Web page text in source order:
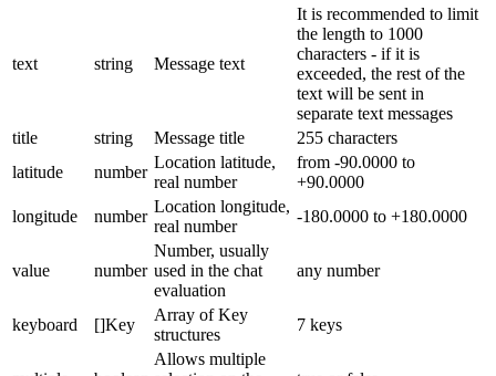
text string Message text
It is recommended to limit
the length to 1000
characters - if it is
exceeded, the rest of the
text will be sent in
separate text messages
title
string Message title
255 characters
latitude
number
Location latitude,
real number
from -90.0000 to
+90.0000
longitude
number
Location longitude,
real number
-180.0000 to +180.0000
value number
Number, usually
used in the chat
evaluation
any number
keyboard []Key
Array of Key
structures
7 keys
Allows multiple